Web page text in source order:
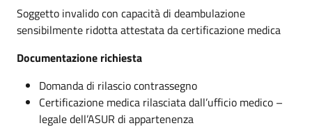
Soggetto invalido con capacità di deambulazione
sensibilmente ridotta attestata da certificazione medica
Documentazione richiesta
Domanda di rilascio contrassegno
Certificazione medica rilasciata dall’ufficio medico –
legale dell’ASUR di appartenenza